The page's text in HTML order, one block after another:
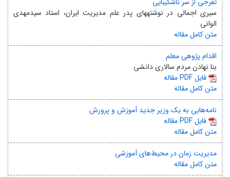
سیری اجمالی در نوشتههای پدر علم مدیریت ایران، استاد سیدمهدی
الوانی
متن کامل مقاله
اقدام پژوهی معلم
بنا نهادن مردم سالاری دانشی
مقاله PDF فایل
متن کامل مقاله
نامه‌هایی به یک وزیر جدید آموزش و پرورش
مقاله PDF فایل
متن کامل مقاله
مدیریت زمان در محیط‌های آموزشی
متن کامل مقاله